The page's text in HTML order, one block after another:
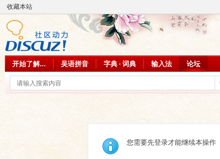
收藏本站
开始了解... 吴语拼音 字典 · 词典 输入法 论坛
您需要先登录才能继续本操作